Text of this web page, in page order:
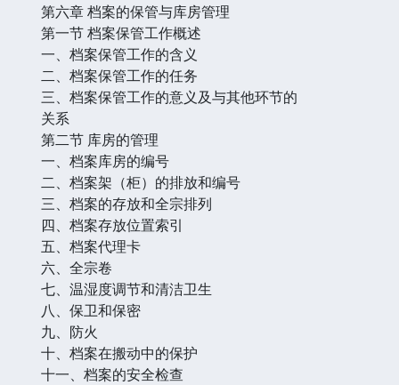
第六章 档案的保管与库房管理
第一节 档案保管工作概述
一、档案保管工作的含义
二、档案保管工作的任务
三、档案保管工作的意义及与其他环节的
关系
第二节 库房的管理
一、档案库房的编号
二、档案架（柜）的排放和编号
三、档案的存放和全宗排列
四、档案存放位置索引
五、档案代理卡
六、全宗卷
七、温湿度调节和清洁卫生
八、保卫和保密
九、防火
十、档案在搬动中的保护
十一、档案的安全检查